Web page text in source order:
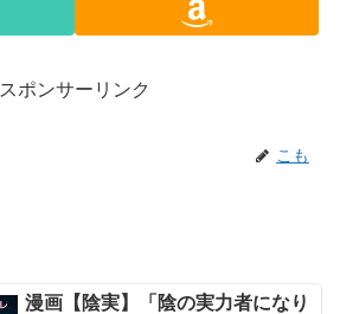
スポンサーリンク
こも
漫画【陰実】「陰の実力者になり